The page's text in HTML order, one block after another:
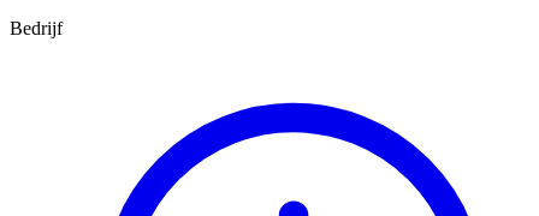
Bedrijf